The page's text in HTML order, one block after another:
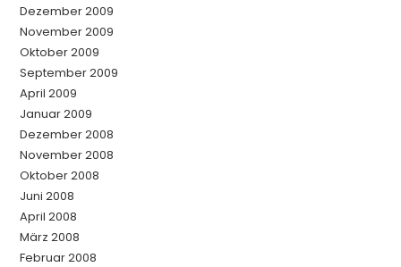
Dezember 2009
November 2009
Oktober 2009
September 2009
April 2009
Januar 2009
Dezember 2008
November 2008
Oktober 2008
Juni 2008
April 2008
März 2008
Februar 2008